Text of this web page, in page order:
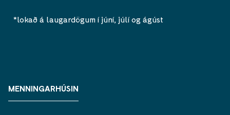
*lokað á laugardögum í júní, júlí og ágúst
MENNINGARHÚSIN